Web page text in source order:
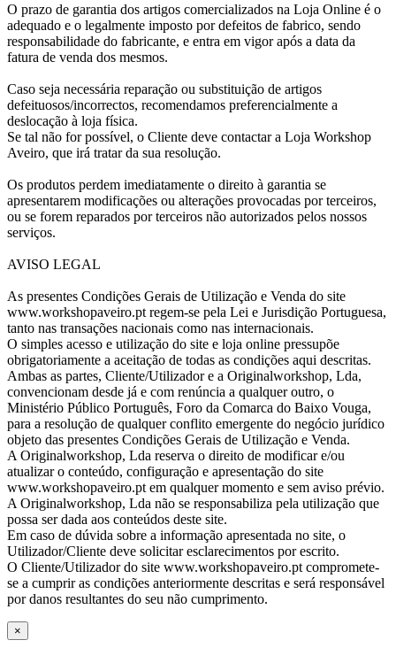
O prazo de garantia dos artigos comercializados na Loja Online é o
adequado e o legalmente imposto por defeitos de fabrico, sendo
responsabilidade do fabricante, e entra em vigor após a data da
fatura de venda dos mesmos.
Caso seja necessária reparação ou substituição de artigos
defeituosos/incorrectos, recomendamos preferencialmente a
deslocação à loja física.
Se tal não for possível, o Cliente deve contactar a Loja Workshop
Aveiro, que irá tratar da sua resolução.
Os produtos perdem imediatamente o direito à garantia se
apresentarem modificações ou alterações provocadas por terceiros,
ou se forem reparados por terceiros não autorizados pelos nossos
serviços.
AVISO LEGAL
As presentes Condições Gerais de Utilização e Venda do site
www.workshopaveiro.pt regem-se pela Lei e Jurisdição Portuguesa,
tanto nas transações nacionais como nas internacionais.
O simples acesso e utilização do site e loja online pressupõe
obrigatoriamente a aceitação de todas as condições aqui descritas.
Ambas as partes, Cliente/Utilizador e a Originalworkshop, Lda,
convencionam desde já e com renúncia a qualquer outro, o
Ministério Público Português, Foro da Comarca do Baixo Vouga,
para a resolução de qualquer conflito emergente do negócio jurídico
objeto das presentes Condições Gerais de Utilização e Venda.
A Originalworkshop, Lda reserva o direito de modificar e/ou
atualizar o conteúdo, configuração e apresentação do site
www.workshopaveiro.pt em qualquer momento e sem aviso prévio.
A Originalworkshop, Lda não se responsabiliza pela utilização que
possa ser dada aos conteúdos deste site.
Em caso de dúvida sobre a informação apresentada no site, o
Utilizador/Cliente deve solicitar esclarecimentos por escrito.
O Cliente/Utilizador do site www.workshopaveiro.pt compromete-
se a cumprir as condições anteriormente descritas e será responsável
por danos resultantes do seu não cumprimento.
×